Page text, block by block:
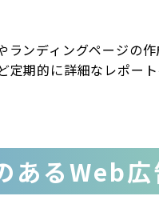
ランディングページの
定期的に詳細なレポー
あるWeb